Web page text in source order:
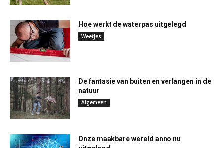
Hoe werkt de waterpas uitgelegd
Weetjes
De fantasie van buiten en verlangen in de
natuur
Algemeen
Onze maakbare wereld anno nu